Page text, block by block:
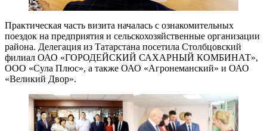
Практическая часть визита началась с ознакомительных
поездок на предприятия и сельскохозяйственные организации
района. Делегация из Татарстана посетила Столбцовский
филиал ОАО «ГОРОДЕЙСКИЙ САХАРНЫЙ КОМБИНАТ»,
ООО «Сула Плюс», а также ОАО «Агронеманский» и ОАО
«Великий Двор».